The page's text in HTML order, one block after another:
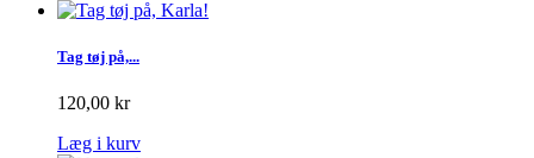
Tag tøj på,...
120,00 kr
Læg i kurv